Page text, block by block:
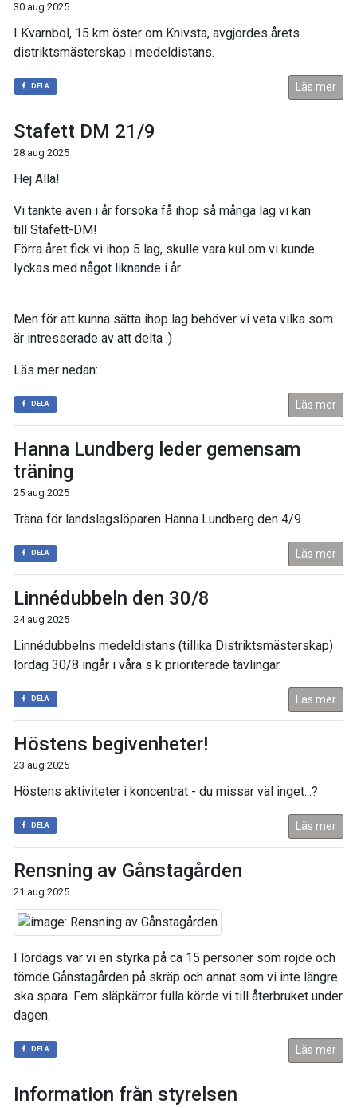
30 aug 2025
I Kvarnbol, 15 km öster om Knivsta, avgjordes årets
distriktsmästerskap i medeldistans.
DELA Läs mer
Stafett DM 21/9
28 aug 2025
Hej Alla!
Vi tänkte även i år försöka få ihop så många lag vi kan
till Stafett-DM!
Förra året fick vi ihop 5 lag, skulle vara kul om vi kunde
lyckas med något liknande i år.
Men för att kunna sätta ihop lag behöver vi veta vilka som
är intresserade av att delta :)
Läs mer nedan:
DELA Läs mer
Hanna Lundberg leder gemensam
träning
25 aug 2025
Träna för landslagslöparen Hanna Lundberg den 4/9.
DELA Läs mer
Linnédubbeln den 30/8
24 aug 2025
Linnédubbelns medeldistans (tillika Distriktsmästerskap)
lördag 30/8 ingår i våra s k prioriterade tävlingar.
DELA Läs mer
Höstens begivenheter!
23 aug 2025
Höstens aktiviteter i koncentrat - du missar väl inget...?
DELA Läs mer
Rensning av Gånstagården
21 aug 2025
I lördags var vi en styrka på ca 15 personer som röjde och
tömde Gånstagården på skräp och annat som vi inte längre
ska spara. Fem släpkärror fulla körde vi till återbruket under
dagen.
DELA Läs mer
Information från styrelsen